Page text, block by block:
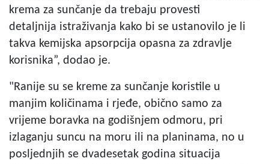
krema za sunčanje da trebaju provesti
detaljnija istraživanja kako bi se ustanovilo je li
takva kemijska apsorpcija opasna za zdravlje
korisnika”, dodao je.
"Ranije su se kreme za sunčanje koristile u
manjim količinama i rjeđe, obično samo za
vrijeme boravka na godišnjem odmoru, pri
izlaganju suncu na moru ili na planinama, no u
posljednjih se dvadesetak godina situacija